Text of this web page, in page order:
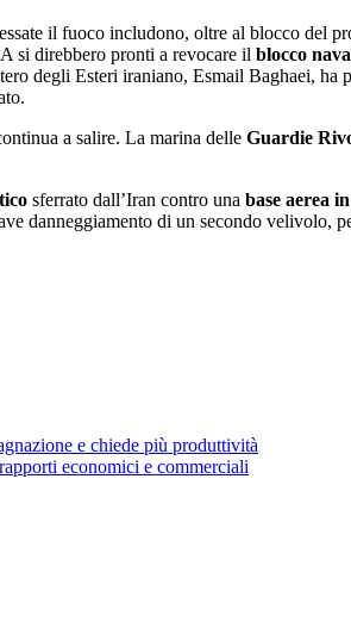
il fuoco includono, oltre al blocco del
si direbbero pronti a revocare il blocco
degli Esteri iraniano, Esmail Baghaei,
a salire. La marina delle Guardie
sferrato dall’Iran contro una base aerea
danneggiamento di un secondo
e chiede più produttività
economici e commerciali